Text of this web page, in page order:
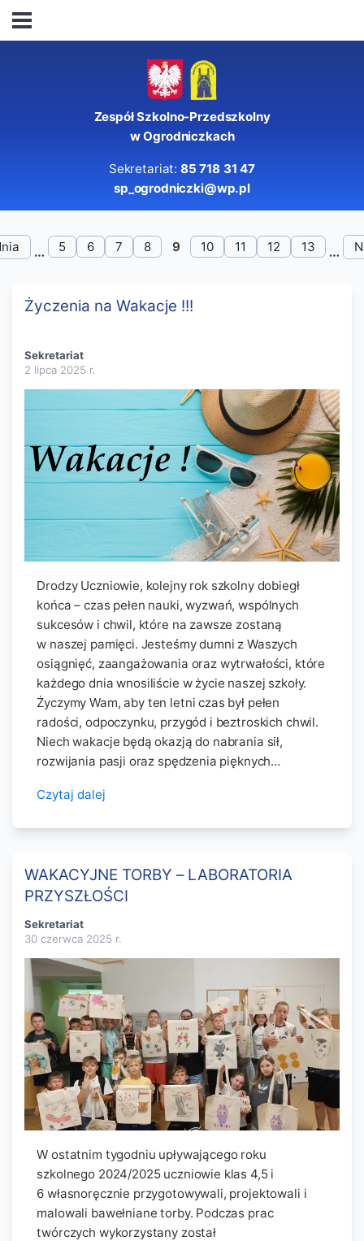
Zespół Szkolno-Przedszkolny
w Ogrodniczkach
Sekretariat: 85 718 31 47
sp_ogrodniczki@wp.pl
5 6 7 8 9 10 11 12 13
Życzenia na Wakacje !!!
Sekretariat
2 lipca 2025 r.
Drodzy Uczniowie, kolejny rok szkolny dobiegł
końca – czas pełen nauki, wyzwań, wspólnych
sukcesów i chwil, które na zawsze zostaną
w naszej pamięci. Jesteśmy dumni z Waszych
osiągnięć, zaangażowania oraz wytrwałości, które
każdego dnia wnosiliście w życie naszej szkoły.
Życzymy Wam, aby ten letni czas był pełen
radości, odpoczynku, przygód i beztroskich chwil.
Niech wakacje będą okazją do nabrania sił,
rozwijania pasji oraz spędzenia pięknych…
Czytaj dalej
WAKACYJNE TORBY – LABORATORIA
PRZYSZŁOŚCI
Sekretariat
30 czerwca 2025 r.
W ostatnim tygodniu upływającego roku
szkolnego 2024/2025 uczniowie klas 4,5 i
6 własnoręcznie przygotowywali, projektowali i
malowali bawełniane torby. Podczas prac
twórczych wykorzystany został